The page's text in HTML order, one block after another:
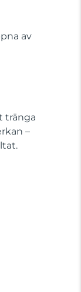
av
tränga
–